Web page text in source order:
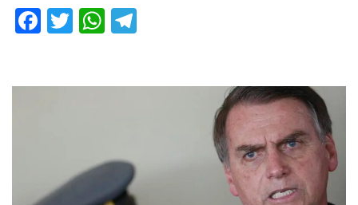
Facebook
TwitterWhatsApp